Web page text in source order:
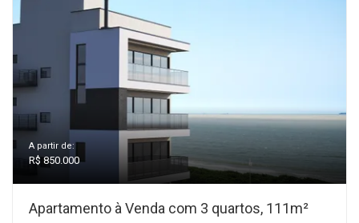
A partir de:
R$ 850.000
Apartamento à Venda com 3 quartos, 111m²